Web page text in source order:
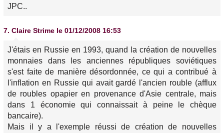
JPC..
7. Claire Strime le 01/12/2008 16:53
J'étais en Russie en 1993, quand la création de nouvelles
monnaies dans les anciennes républiques soviétiques
s'est faite de manière désordonnée, ce qui a contribué à
l'inflation en Russie qui avait gardé l'ancien rouble (afflux
de roubles opapier en provenance d'Asie centrale, mais
dans 1 économie qui connaissait à peine le chèque
bancaire).
Mais il y a l'exemple réussi de création de nouvelles